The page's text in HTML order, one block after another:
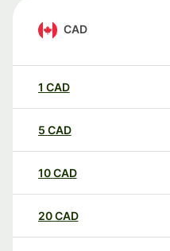
CAD
1 CAD
5 CAD
10CAD
20CAD